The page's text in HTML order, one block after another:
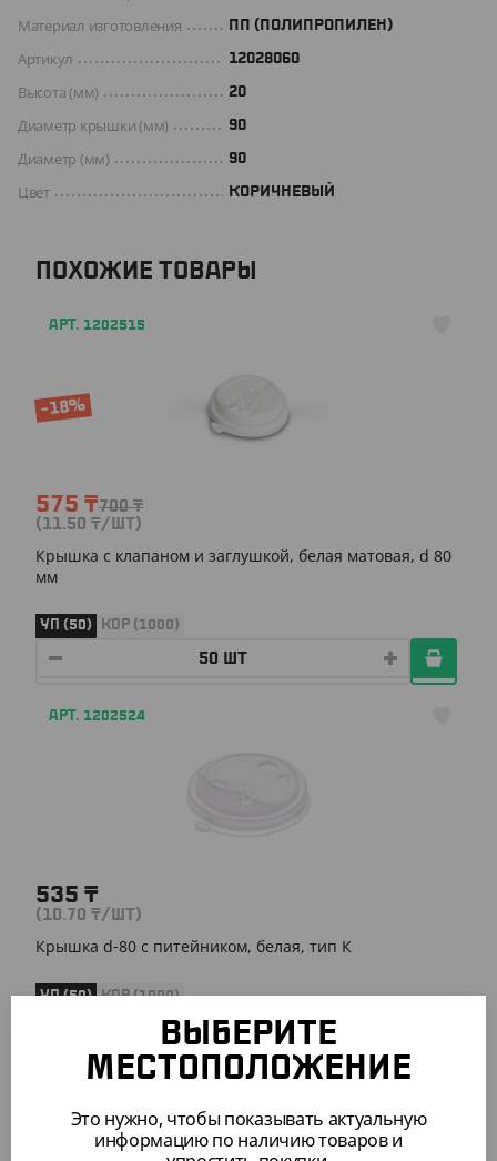
Материал изготовления ПП (ПОЛИПРОПИЛЕН)
Артикул 12028060
Высота (мм) 20
Диаметр крышки (мм) 90
Диаметр (мм) 90
Цвет КОРИЧНЕВЫЙ
ПОХОЖИЕ ТОВАРЫ
АРТ. 1202515
-18%
575 ₸700₸
(11.50 ₸/ШТ)
Крышка с клапаном и заглушкой, белая матовая, d 80
мм
УП (50) КОР (1000)
АРТ. 1202524
535 ₸
(10.70 ₸/ШТ)
Крышка d-80 с питейником, белая, тип К
УП (50) КОР (1000)
ВЫБЕРИТЕ
МЕСТОПОЛОЖЕНИЕ
Это нужно, чтобы показывать актуальную
информацию по наличию товаров и